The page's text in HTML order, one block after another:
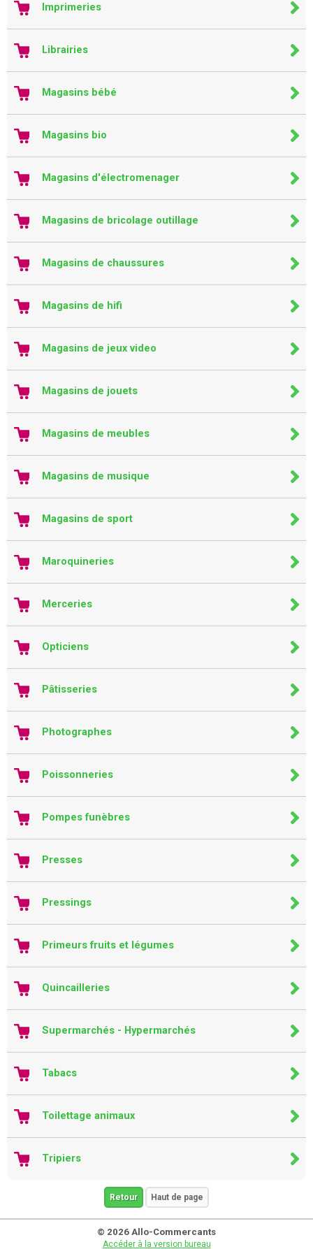
Imprimeries
Librairies
Magasins bébé
Magasins bio
Magasins d'électromenager
Magasins de bricolage outillage
Magasins de chaussures
Magasins de hifi
Magasins de jeux video
Magasins de jouets
Magasins de meubles
Magasins de musique
Magasins de sport
Maroquineries
Merceries
Opticiens
Pâtisseries
Photographes
Poissonneries
Pompes funèbres
Presses
Pressings
Primeurs fruits et légumes
Quincailleries
Supermarchés - Hypermarchés
Tabacs
Toilettage animaux
Tripiers
Retour Haut de page
© 2026 Allo-Commercants
Accéder à la version bureau